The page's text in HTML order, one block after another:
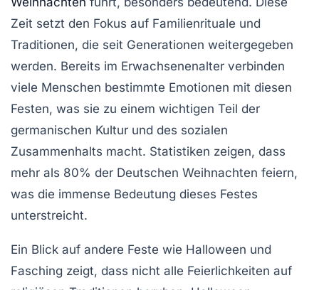
Zeit setzt den Fokus auf Familienrituale und
Traditionen, die seit Generationen weitergegeben
werden. Bereits im Erwachsenenalter verbinden
viele Menschen bestimmte Emotionen mit diesen
Festen, was sie zu einem wichtigen Teil der
germanischen Kultur und des sozialen
Zusammenhalts macht. Statistiken zeigen, dass
mehr als 80% der Deutschen Weihnachten feiern,
was die immense Bedeutung dieses Festes
unterstreicht.
Ein Blick auf andere Feste wie Halloween und
Fasching zeigt, dass nicht alle Feierlichkeiten auf